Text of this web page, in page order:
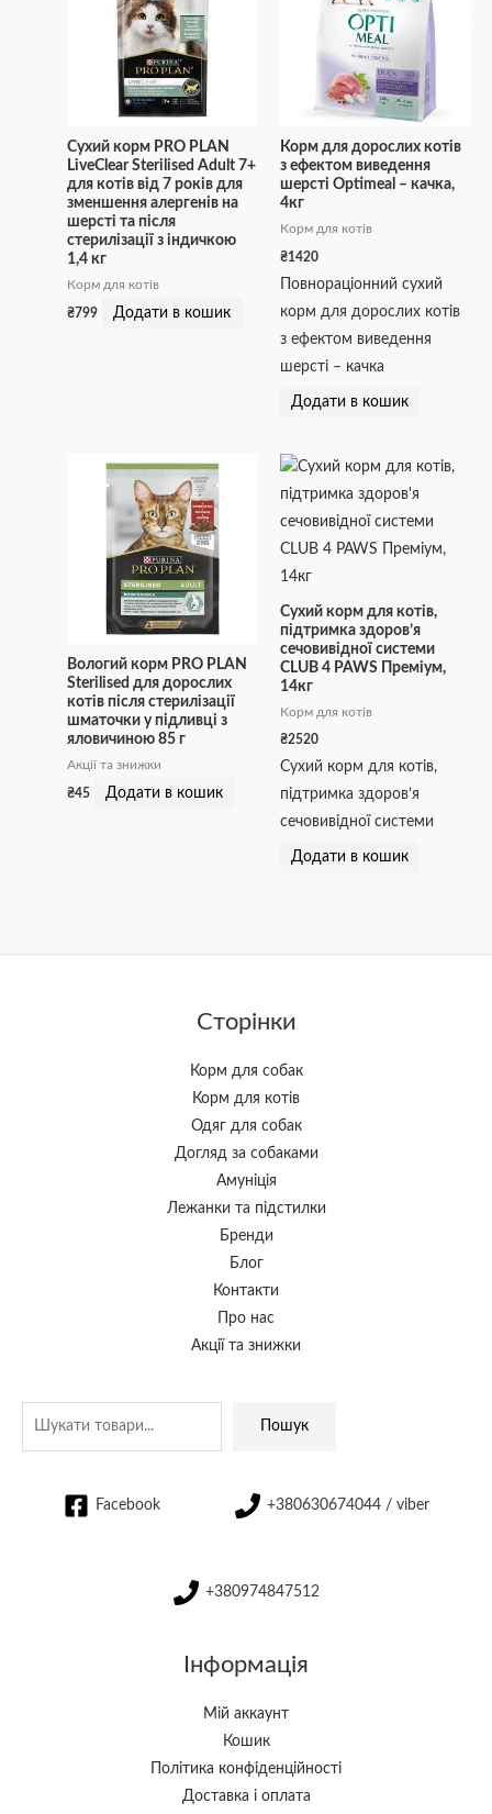
Сухий корм PRO PLAN
LiveClear Sterilised Adult 7+
для котів від 7 років для
зменшення алергенів на
шерсті та після
стерилізації з індичкою
1,4 кг
Корм для котів
₴799 Додати в кошик
Корм для дорослих котів
з ефектом виведення
шерсті Optimeal – качка,
4кг
Корм для котів
₴1420
Повнораціонний сухий
корм для дорослих котів
з ефектом виведення
шерсті – качка
Додати в кошик
Вологий корм PRO PLAN
Sterilised для дорослих
котів після стерилізації
шматочки у підливці з
яловичиною 85 г
Акції та знижки
₴45 Додати в кошик
Сухий корм для котів,
підтримка здоров’я
сечовивідної системи
CLUB 4 PAWS Преміум,
14кг
Корм для котів
₴2520
Сухий корм для котів,
підтримка здоров’я
сечовивідної системи
Додати в кошик
Сторінки
Корм для собак
Корм для котів
Одяг для собак
Догляд за собаками
Амуніція
Лежанки та підстилки
Бренди
Блог
Контакти
Про нас
Акції та знижки
Пошук
Facebook +380630674044 / viber
+380974847512
Інформація
Мій аккаунт
Кошик
Політика конфіденційності
Доставка і оплата